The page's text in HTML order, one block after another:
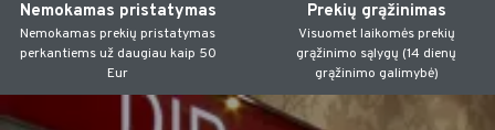
Nemokamas pristatymas
Nemokamas prekių pristatymas
perkantiems už daugiau kaip 50
Eur
Prekių grąžinimas
Visuomet laikomės prekių
grąžinimo sąlygų (14 dienų
grąžinimo galimybė)